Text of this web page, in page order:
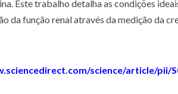
Este trabalho detalha as condições
da função renal através da medição da
science/article/pii/